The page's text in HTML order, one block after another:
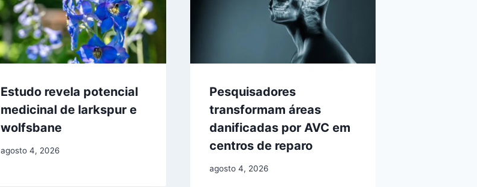
Estudo revela potencial
medicinal de larkspur e
wolfsbane
agosto 4, 2026
Pesquisadores
transformam áreas
danificadas por AVC em
centros de reparo
agosto 4, 2026